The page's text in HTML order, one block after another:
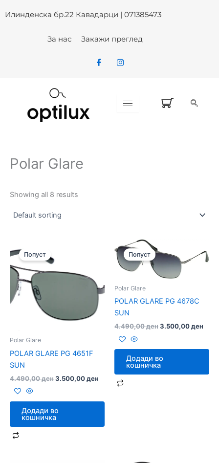
toИлинденска бр.22 Кавадарци | 071385473
За нас Закажи преглед
Polar Glare
Showing all 8 results
Попуст
Polar Glare
POLAR GLARE PG 4651F
SUN
4.490,00ден3.500,00ден
3.500,00 ден.
Додади во
кошничка
Попуст
Polar Glare
POLAR GLARE PG 4678C
SUN
4.490,00ден
price
was:
4.490,00 ден.
3.500,00ден
price
is:
Додади во
кошничка